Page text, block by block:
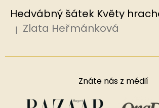
Hodnocení produktu je 5 z 5 hvězdiček.
| Zlata Heřmánková
Znáte nás z médií